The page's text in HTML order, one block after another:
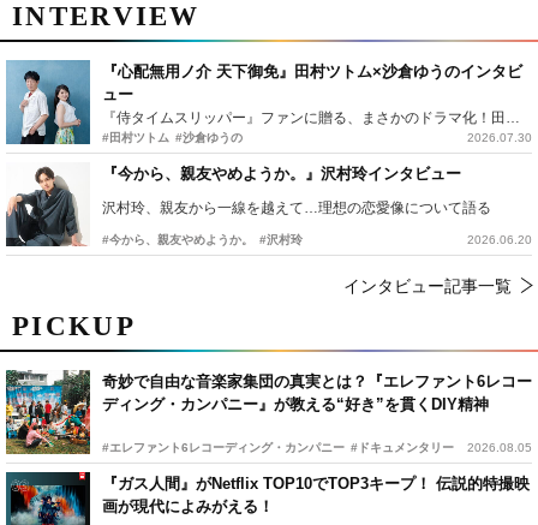
PICKUP
奇妙で自由な音楽家集団の真実とは？『エレファント6レコー
ディング・カンパニー』が教える“好き”を貫くDIY精神
#エレファント6レコーディング・カンパニー #ドキュメンタリー 2026.08.05
『ガス人間』がNetflix TOP10でTOP3キープ！ 伝説的特撮映
画が現代によみがえる！
INTERVIEW
『心配無用ノ介 天下御免』田村ツトム×沙倉ゆうのインタビ
ュー
#田村ツトム #沙倉ゆうの 2026.07.30
『今から、親友やめようか。』沢村玲インタビュー
沢村玲、親友から一線を越えて…理想の恋愛像について語る
#今から、親友やめようか。 #沢村玲 2026.06.20
インタビュー記事一覧